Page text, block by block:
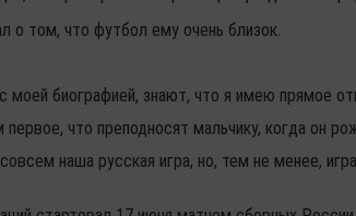
о том, что футбол ему очень близок.
моей биографией, знают, что я имею прямое
первое, что преподносят мальчику, когда он
наша русская игра, но, тем не менее,